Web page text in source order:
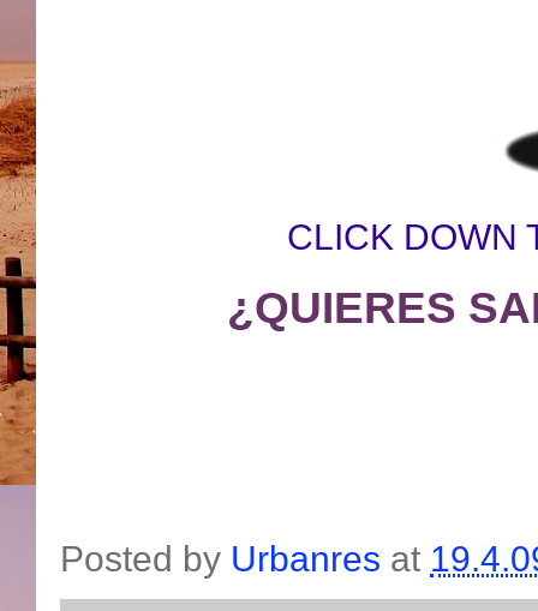
CLICK DOWN
¿QUIERES
Posted by Urbanres at